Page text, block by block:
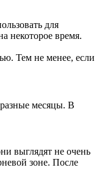
для
некоторое время.
Тем не менее, если
разные месяцы. В
выглядят не очень
зоне. После